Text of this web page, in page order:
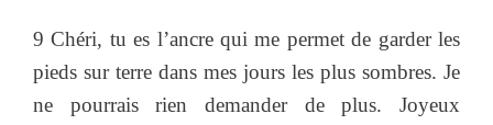
9 Chéri, tu es l’ancre qui me permet de garder les
pieds sur terre dans mes jours les plus sombres. Je
ne pourrais rien demander de plus. Joyeux